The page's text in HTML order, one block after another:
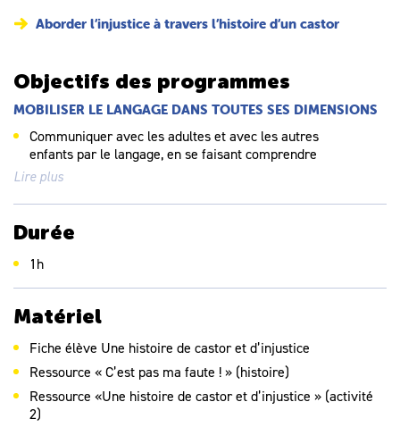
Aborder l’injustice à travers l’histoire d’un castor
Objectifs des programmes
MOBILISER LE LANGAGE DANS TOUTES SES DIMENSIONS
Communiquer avec les adultes et avec les autres
enfants par le langage, en se faisant comprendre
Pratiquer divers usages du langage oral : raconter,
Participer à un échange à visée philosophique sur
Comprendre des textes écrits sans autre aide que le
langage entendu
Comprendre la trame de l’histoire en
reformulant certains passages
Identifier les personnages de l’histoire
Associer un ensemble d’images séquentielles à un récit
Lire plus
Durée
1h
Matériel
Fiche élève Une histoire de castor et d’injustice
Ressource « C’est pas ma faute ! » (histoire)
Ressource «Une histoire de castor et d’injustice » (activité
2)